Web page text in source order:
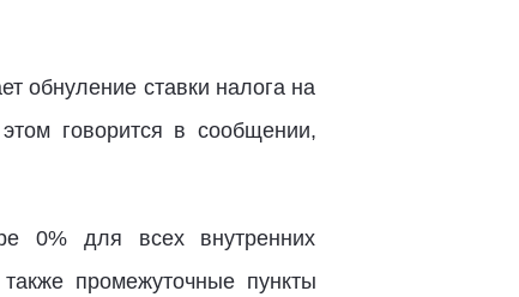
обнуление ставки налога на
говорится в сообщении,
0% для всех внутренних
промежуточные пункты